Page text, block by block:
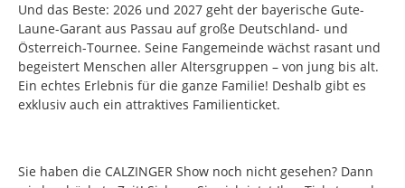
Und das Beste: 2026 und 2027 geht der bayerische Gute-
Laune-Garant aus Passau auf große Deutschland- und
Österreich-Tournee. Seine Fangemeinde wächst rasant und
begeistert Menschen aller Altersgruppen – von jung bis alt.
Ein echtes Erlebnis für die ganze Familie! Deshalb gibt es
exklusiv auch ein attraktives Familienticket.
Sie haben die CALZINGER Show noch nicht gesehen? Dann